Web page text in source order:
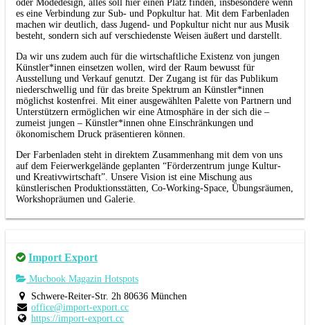
oder Modedesign, alles soll hier einen Platz finden, insbesondere wenn
es eine Verbindung zur Sub- und Popkultur hat. Mit dem Farbenladen
machen wir deutlich, dass Jugend- und Popkultur nicht nur aus Musik
besteht, sondern sich auf verschiedenste Weisen äußert und darstellt.
Da wir uns zudem auch für die wirtschaftliche Existenz von jungen
Künstler*innen einsetzen wollen, wird der Raum bewusst für
Ausstellung und Verkauf genutzt. Der Zugang ist für das Publikum
niederschwellig und für das breite Spektrum an Künstler*innen
möglichst kostenfrei. Mit einer ausgewählten Palette von Partnern und
Unterstützern ermöglichen wir eine Atmosphäre in der sich die –
zumeist jungen – Künstler*innen ohne Einschränkungen und
ökonomischem Druck präsentieren können.
Der Farbenladen steht in direktem Zusammenhang mit dem von uns
auf dem Feierwerkgelände geplanten “Förderzentrum junge Kultur-
und Kreativwirtschaft”. Unsere Vision ist eine Mischung aus
künstlerischen Produktionsstätten, Co-Working-Space, Übungsräumen,
Workshopräumen und Galerie.
Import Export
Mucbook Magazin Hotspots
Schwere-Reiter-Str. 2h 80636 München
office@import-export.cc
https://import-export.cc